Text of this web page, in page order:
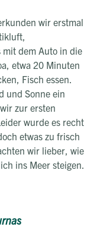
wir erstmal
mit dem Auto in die
etwa 20 Minuten
Fisch essen.
und Sonne ein
zur ersten
wurde es recht
etwas zu frisch
wir lieber, wie
ins Meer steigen.